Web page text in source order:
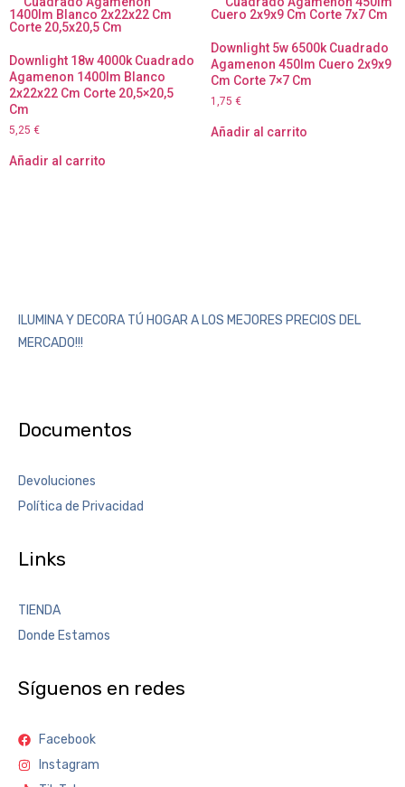
Downlight 18w 4000k Cuadrado
Agamenon 1400lm Blanco
2x22x22 Cm Corte 20,5×20,5
Cm
5,25 €
Añadir al carrito
Downlight 5w 6500k Cuadrado
Agamenon 450lm Cuero 2x9x9
Cm Corte 7×7 Cm
1,75 €
Añadir al carrito
ILUMINA Y DECORA TÚ HOGAR A LOS MEJORES PRECIOS DEL
MERCADO!!!
Documentos
Devoluciones
Política de Privacidad
Links
TIENDA
Donde Estamos
Síguenos en redes
Facebook
Instagram